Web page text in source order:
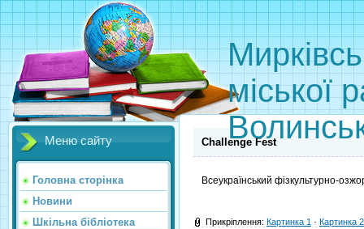
міської
Меню сайту
Головна сторінка
Новини
Шкільна бібліотека
Challenge Fest
Всеукраїнський фізкультурно-
Прикріплення: Картинка 1 · Картинка 2